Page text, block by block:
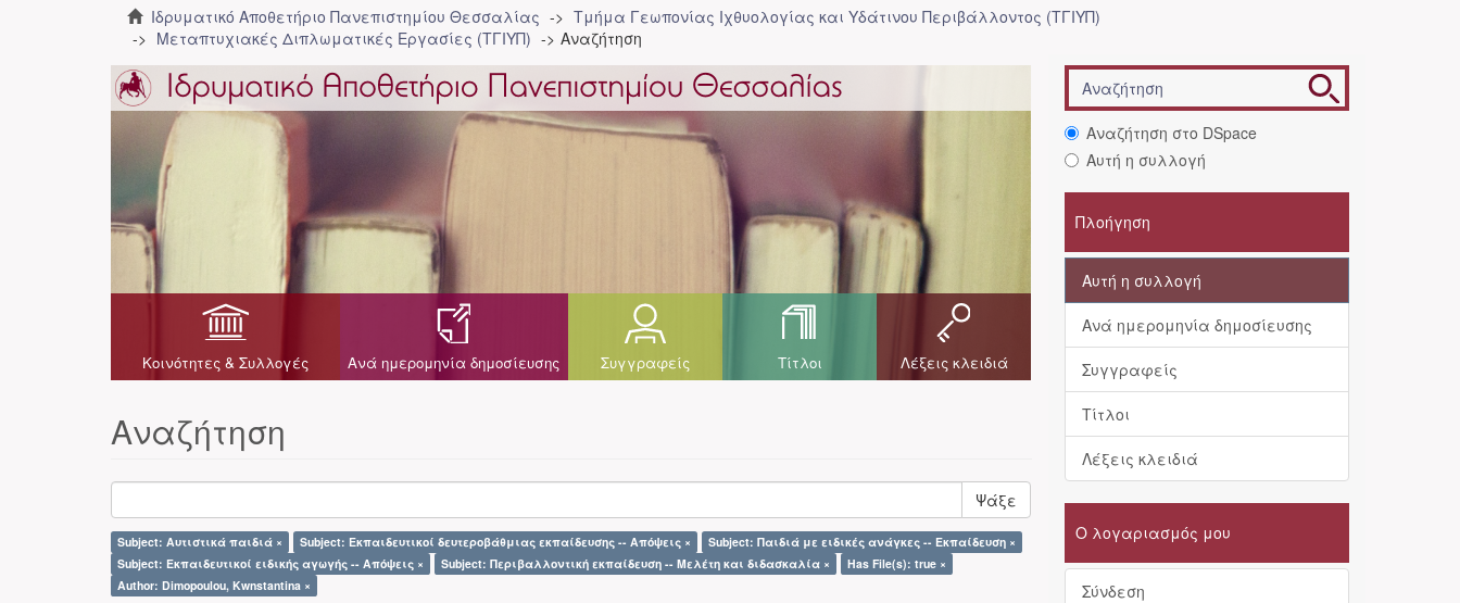
Ιδρυματικό Αποθετήριο Πανεπιστημίου Θεσσαλίας
Τμήμα Γεωπονίας Ιχθυολογίας και Υδάτινου Περιβάλλοντος (ΤΓΙΥΠ)
Μεταπτυχιακές Διπλωματικές Εργασίες (ΤΓΙΥΠ)
Αναζήτηση
Κοινότητες & Συλλογές Ανά ημερομηνία δημοσίευσης Συγγραφείς Τίτλοι Λέξεις κλειδιά
Αναζήτηση
Ψάξε
Subject: Αυτιστικά παιδιά × Subject: Εκπαιδευτικοί δευτεροβάθμιας εκπαίδευσης -- Απόψεις ×
Subject: Παιδιά με ειδικές ανάγκες -- Εκπαίδευση ×
Subject: Εκπαιδευτικοί ειδικής αγωγής -- Απόψεις ×
Subject: Περιβαλλοντική εκπαίδευση -- Μελέτη και διδασκαλία ×
Has File(s): true ×
Author: Dimopoulou, Kwnstantina ×
Αναζήτηση στο DSpace
Αυτή η συλλογή
Πλοήγηση
Αυτή η συλλογή
Ανά ημερομηνία δημοσίευσης
Συγγραφείς
Τίτλοι
Λέξεις κλειδιά
Ο λογαριασμός μου
Σύνδεση